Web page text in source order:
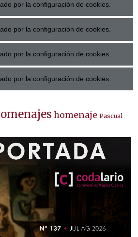
por la configuración de cookies.
por la configuración de cookies.
por la configuración de cookies.
por la configuración de cookies.
homenaje Pascual